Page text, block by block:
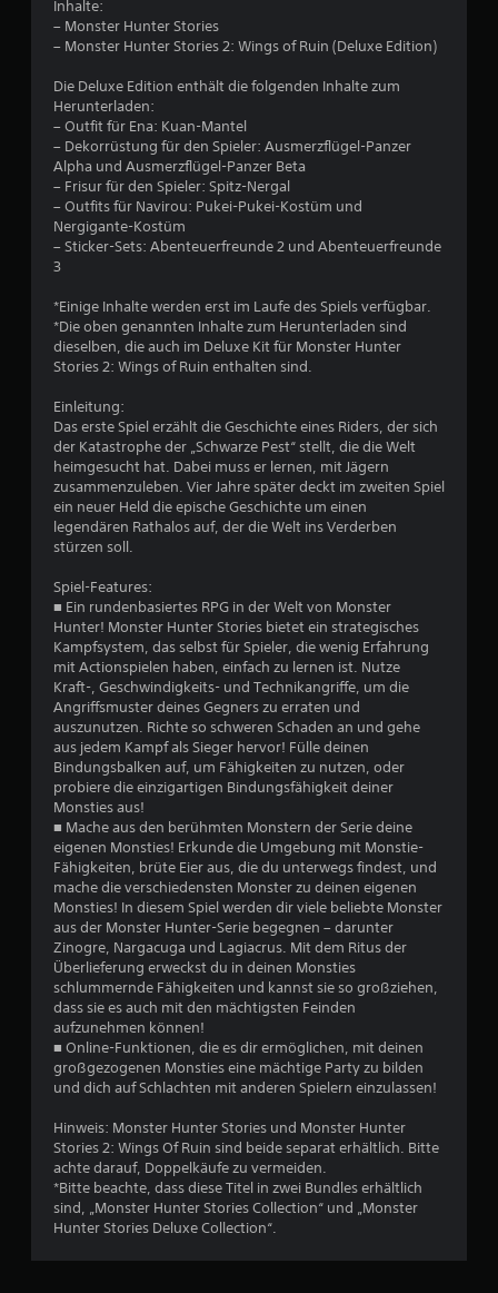
t
n
:
4
9
5
S
t
r
n
e
n
u
s
2
9
5
6
Inhalte:
– Monster Hunter Stories
– Monster Hunter Stories 2: Wings of Ruin (Deluxe Edition)
Die Deluxe Edition enthält die folgenden Inhalte zum
Herunterladen:
– Outfit für Ena: Kuan-Mantel
– Dekorrüstung für den Spieler: Ausmerzflügel-Panzer
Alpha und Ausmerzflügel-Panzer Beta
– Frisur für den Spieler: Spitz-Nergal
– Outfits für Navirou: Pukei-Pukei-Kostüm und
Nergigante-Kostüm
– Sticker-Sets: Abenteuerfreunde 2 und Abenteuerfreunde
3
*Einige Inhalte werden erst im Laufe des Spiels verfügbar.
*Die oben genannten Inhalte zum Herunterladen sind
dieselben, die auch im Deluxe Kit für Monster Hunter
Stories 2: Wings of Ruin enthalten sind.
Einleitung:
Das erste Spiel erzählt die Geschichte eines Riders, der sich
der Katastrophe der „Schwarze Pest“ stellt, die die Welt
heimgesucht hat. Dabei muss er lernen, mit Jägern
zusammenzuleben. Vier Jahre später deckt im zweiten Spiel
ein neuer Held die epische Geschichte um einen
legendären Rathalos auf, der die Welt ins Verderben
stürzen soll.
Spiel-Features:
■ Ein rundenbasiertes RPG in der Welt von Monster
Hunter! Monster Hunter Stories bietet ein strategisches
Kampfsystem, das selbst für Spieler, die wenig Erfahrung
mit Actionspielen haben, einfach zu lernen ist. Nutze
Kraft-, Geschwindigkeits- und Technikangriffe, um die
Angriffsmuster deines Gegners zu erraten und
auszunutzen. Richte so schweren Schaden an und gehe
aus jedem Kampf als Sieger hervor! Fülle deinen
Bindungsbalken auf, um Fähigkeiten zu nutzen, oder
probiere die einzigartigen Bindungsfähigkeit deiner
Monsties aus!
■ Mache aus den berühmten Monstern der Serie deine
eigenen Monsties! Erkunde die Umgebung mit Monstie-
Fähigkeiten, brüte Eier aus, die du unterwegs findest, und
mache die verschiedensten Monster zu deinen eigenen
Monsties! In diesem Spiel werden dir viele beliebte Monster
aus der Monster Hunter-Serie begegnen – darunter
Zinogre, Nargacuga und Lagiacrus. Mit dem Ritus der
Überlieferung erweckst du in deinen Monsties
schlummernde Fähigkeiten und kannst sie so großziehen,
dass sie es auch mit den mächtigsten Feinden
aufzunehmen können!
■ Online-Funktionen, die es dir ermöglichen, mit deinen
großgezogenen Monsties eine mächtige Party zu bilden
und dich auf Schlachten mit anderen Spielern einzulassen!
Hinweis: Monster Hunter Stories und Monster Hunter
Stories 2: Wings Of Ruin sind beide separat erhältlich. Bitte
achte darauf, Doppelkäufe zu vermeiden.
*Bitte beachte, dass diese Titel in zwei Bundles erhältlich
sind, „Monster Hunter Stories Collection“ und „Monster
Hunter Stories Deluxe Collection“.